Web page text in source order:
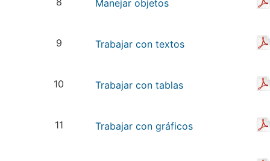
Manejar objetos
9 Trabajar con textos
10 Trabajar con tablas
11 Trabajar con gráficos